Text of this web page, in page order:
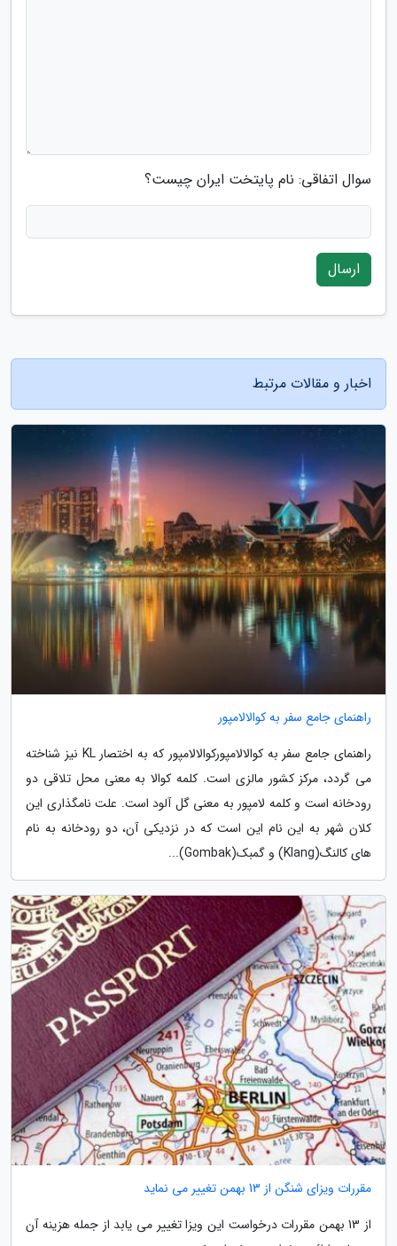
سوال اتفاقی: نام پایتخت ایران چیست؟
ارسال
اخبار و مقالات مرتبط
راهنمای جامع سفر به کوالالامپور
راهنمای جامع سفر به کوالالامپورکوالالامپور که به اختصار KL نیز شناخته
می گردد، مرکز کشور مالزی است. کلمه کوالا به معنی محل تلاقی دو
رودخانه است و کلمه لامپور به معنی گل آلود است. علت نامگذاری این
کلان شهر به این نام این است که در نزدیکی آن، دو رودخانه به نام
های کالنگ(Klang) و گمبک(Gombak)...
مقررات ویزای شنگن از 13 بهمن تغییر می نماید
از 13 بهمن مقررات درخواست این ویزا تغییر می یابد از جمله هزینه آن